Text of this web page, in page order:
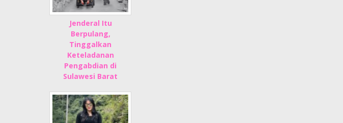
Jenderal Itu
Berpulang,
Tinggalkan
Keteladanan
Pengabdian di
Sulawesi Barat